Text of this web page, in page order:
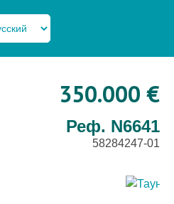
350.000 €
Реф. N6641
58284247-01